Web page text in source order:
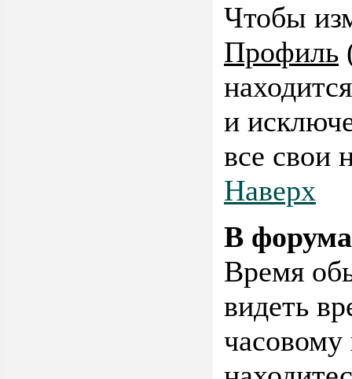
Чтобы
Профиль
и
все свои
Наверх
В
Время
видеть
часовому